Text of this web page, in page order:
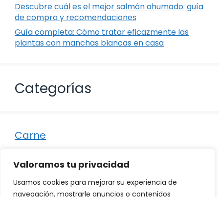
Valoramos tu privacidad
Usamos cookies para mejorar su experiencia de
navegación, mostrarle anuncios o contenidos
Descubre cuál es el mejor salmón ahumado: guía
de compra y recomendaciones
Guía completa: Cómo tratar eficazmente las
plantas con manchas blancas en casa
Categorías
Carne
Otro